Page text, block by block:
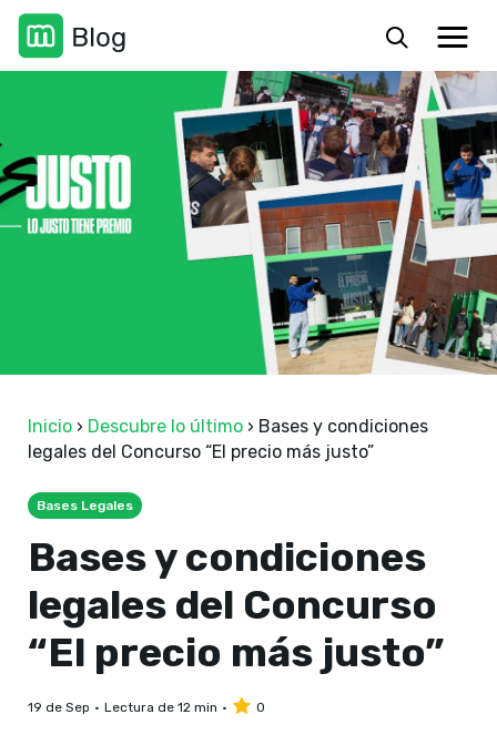
Inicio › Descubre lo último › Bases y condiciones
legales del Concurso “El precio más justo”
Bases Legales
Bases y condiciones
legales del Concurso
“El precio más justo”
19 de Sep Lectura de 12 min 0